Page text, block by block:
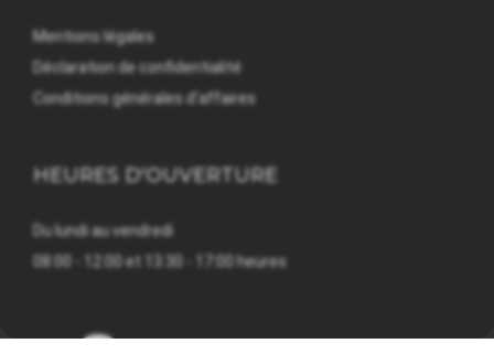
Mentions légales
Déclaration de confidentialité
Conditions générales d'affaires
HEURES D'OUVERTURE
Du lundi au vendredi
08:00 - 12:00 et 13:30 - 17:00 heures